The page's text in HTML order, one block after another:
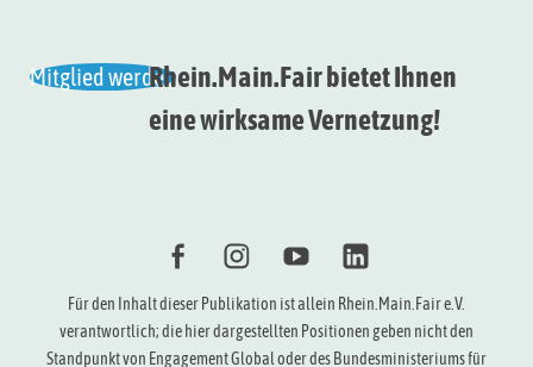
Mitglied werdenRhein.Main.Fair bietet Ihnen
eine wirksame Vernetzung!
f i Y l
Für den Inhalt dieser Publikation ist allein Rhein.Main.Fair e.V.
verantwortlich; die hier dargestellten Positionen geben nicht den
Standpunkt von Engagement Global oder des Bundesministeriums für